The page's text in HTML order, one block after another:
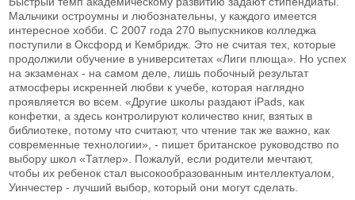
Мальчики остроумны и любознательны, у каждого имеется
интересное хобби. С 2007 года 270 выпускников колледжа
поступили в Оксфорд и Кембридж. Это не считая тех, которые
продолжили обучение в университетах «Лиги плюща». Но успех
на экзаменах - на самом деле, лишь побочный результат
атмосферы искренней любви к учебе, которая наглядно
проявляется во всем. «Другие школы раздают iPads, как
конфетки, а здесь контролируют количество книг, взятых в
библиотеке, потому что считают, что чтение так же важно, как
современные технологии», - пишет британское руководство по
выбору школ «Татлер». Пожалуй, если родители мечтают,
чтобы их ребенок стал высокообразованным интеллектуалом,
Уинчестер - лучший выбор, который они могут сделать.